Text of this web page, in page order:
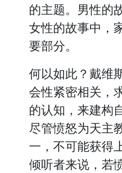
的主题。男性的
女性的故事中，
要部分。
何以如此？戴维
会性紧密相关，
的认知，来建构
尽管愤怒为天主
一，不可能获得
倾听者来说，若